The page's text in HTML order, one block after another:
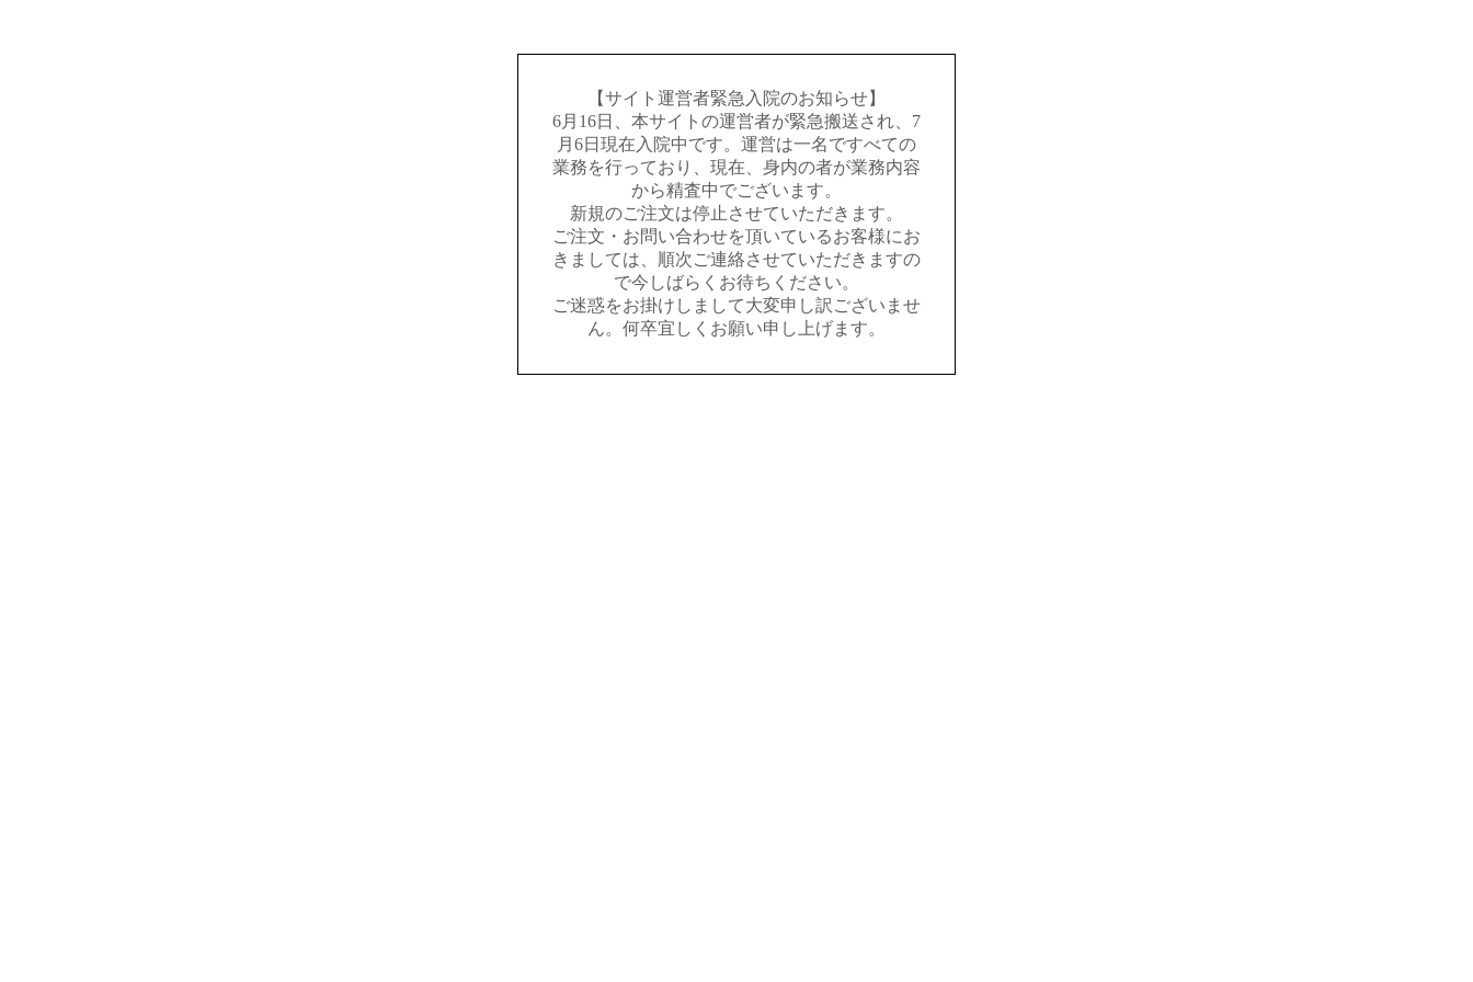
【サイト運営者緊急入院のお知らせ】
6月16日、本サイトの運営者が緊急搬送され、7
月6日現在入院中です。運営は一名ですべての
業務を行っており、現在、身内の者が業務内容
から精査中でございます。
新規のご注文は停止させていただきます。
ご注文・お問い合わせを頂いているお客様にお
きましては、順次ご連絡させていただきますの
で今しばらくお待ちください。
ご迷惑をお掛けしまして大変申し訳ございませ
ん。何卒宜しくお願い申し上げます。